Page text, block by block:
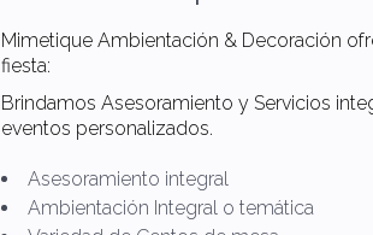
Mimetique Ambientación & Decoración
fiesta:
Brindamos Asesoramiento y Servicios
eventos personalizados.
Asesoramiento integral
Ambientación Integral o temática